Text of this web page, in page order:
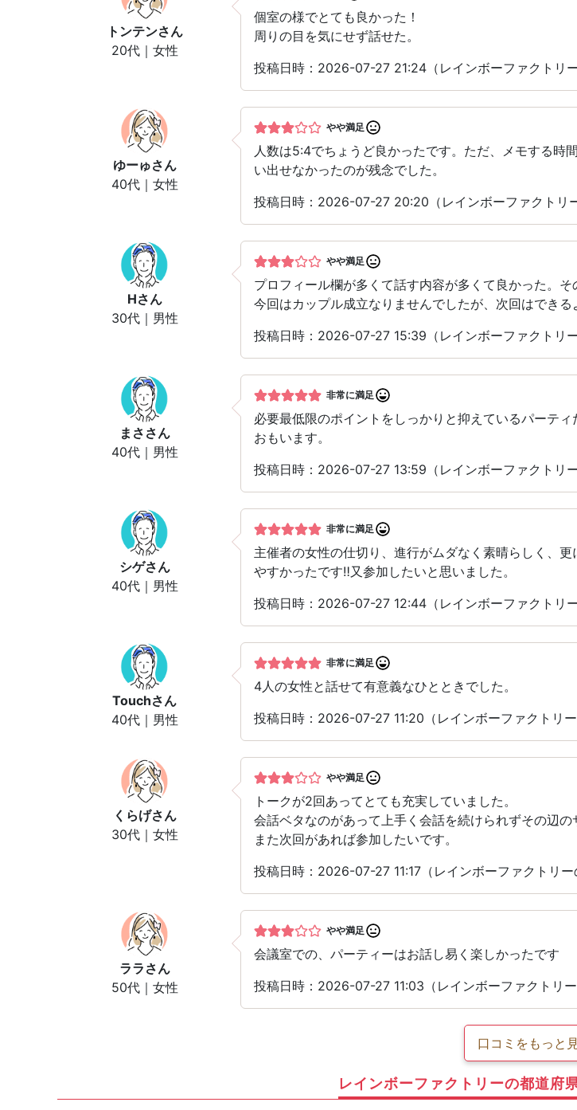
トンテンさん
20代｜女性
個室の様でとても良かった！
周りの目を気にせず話せた。
投稿日時：2026-07-27 21:24（レインボーファクトリー
ゆーゅさん
40代｜女性
やや満足
人数は5:4でちょうど良かったです。ただ、メモする時
い出せなかったのが残念でした。
投稿日時：2026-07-27 20:20（レインボーファクトリ
Hさん
30代｜男性
やや満足
プロフィール欄が多くて話す内容が多くて良かった。
今回はカップル成立なりませんでしたが、次回はできる
投稿日時：2026-07-27 15:39（レインボーファクトリー
まさ さん
40代｜男性
非常に満足
必要最低限のポイントをしっかりと抑えているパーテ
おもいます。
投稿日時：2026-07-27 13:59（レインボーファクトリー
シゲさん
40代｜男性
非常に満足
主催者の女性の仕切り、進行がムダなく素晴らしく、
やすかったです‼️又参加したいと思いました。
投稿日時：2026-07-27 12:44（レインボーファクトリー
Touchさん
40代｜男性
非常に満足
4人の女性と話せて有意義なひとときでした。
投稿日時：2026-07-27 11:20（レインボーファクトリー
くらげさん
30代｜女性
やや満足
トークが2回あってとても充実していました。
会話ベタなのがあって上手く会話を続けられずその辺
また次回があれば参加したいです。
投稿日時：2026-07-27 11:17（レインボーファクトリー
ララ さん
50代｜女性
やや満足
会議室での、パーティーはお話し易く楽しかったです
投稿日時：2026-07-27 11:03（レインボーファクトリー
口コミをもっと
レインボーファクトリーの都道府